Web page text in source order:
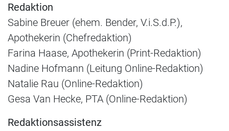
Redaktion
Sabine Breuer (ehem. Bender, V.i.S.d.P.),
Apothekerin (Chefredaktion)
Farina Haase, Apothekerin (Print-Redaktion)
Nadine Hofmann (Leitung Online-Redaktion)
Natalie Rau (Online-Redaktion)
Gesa Van Hecke, PTA (Online-Redaktion)
Redaktionsassistenz